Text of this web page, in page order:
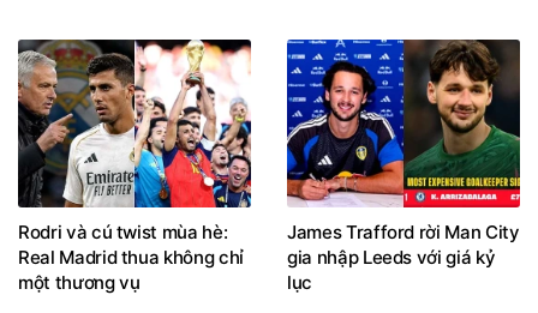
Rodri và cú twist mùa hè:
Real Madrid thua không chỉ
một thương vụ
James Trafford rời Man City
gia nhập Leeds với giá kỷ
lục